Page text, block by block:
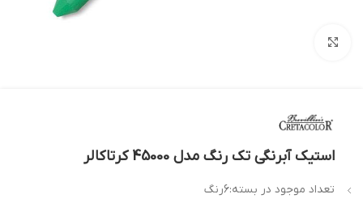
استیک آبرنگی تک رنگ مدل 45000 کرتاکالر
تعداد موجود در بسته:6رنگ